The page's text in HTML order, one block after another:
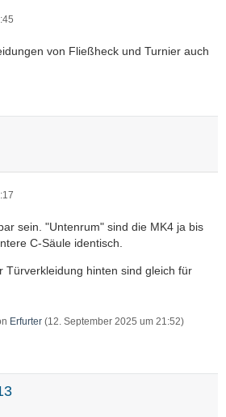
von Fließheck und Turnier auch
sein. "Untenrum" sind die MK4 ja bis
C-Säule identisch.
Türverkleidung hinten sind gleich für
Erfurter (12. September 2025 um 21:52)